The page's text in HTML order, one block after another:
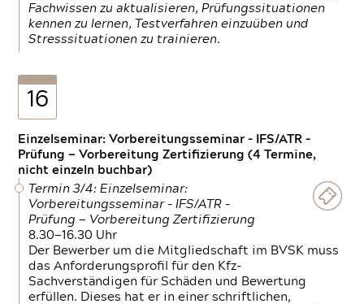
Fachwissen zu aktualisieren, Prüfungssituationen
kennen zu lernen, Testverfahren einzuüben und
Stresssituationen zu trainieren.
16
Einzelseminar: Vorbereitungsseminar - IFS/ATR -
Prüfung — Vorbereitung Zertifizierung (4 Termine,
nicht einzeln buchbar)
Termin 3/4: Einzelseminar:
Vorbereitungsseminar - IFS/ATR -
Prüfung — Vorbereitung Zertifizierung
8.30—16.30 Uhr
Der Bewerber um die Mitgliedschaft im BVSK muss
das Anforderungsprofil für den Kfz-
Sachverständigen für Schäden und Bewertung
erfüllen. Dieses hat er in einer schriftlichen,